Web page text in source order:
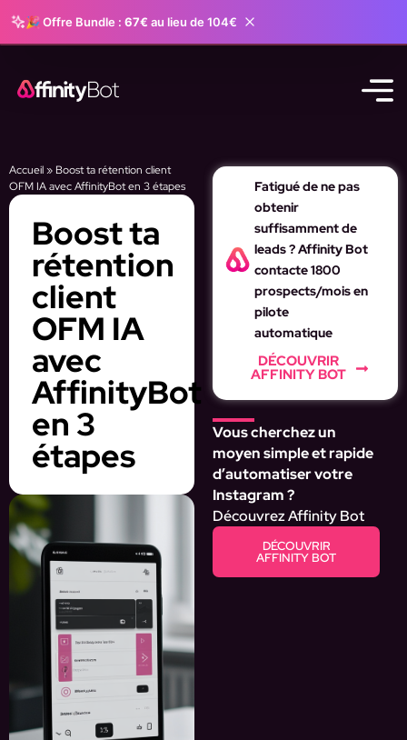
🎉 Offre Bundle : 67€ au lieu de 104€
Accueil» Boost ta rétention client
OFM IA avec AffinityBot en 3 étapes
Boost ta
rétention
client
OFM IA
avec
AffinityBot
en 3
étapes
Fatigué de ne pas
obtenir
suffisamment de
leads ? Affinity Bot
contacte 1800
prospects/mois en
pilote
automatique
DÉCOUVRIR
AFFINITY BOT
Vous cherchez un
moyen simple et rapide
d’automatiser votre
Instagram ?
Découvrez Affinity Bot
DÉCOUVRIR
AFFINITY BOT